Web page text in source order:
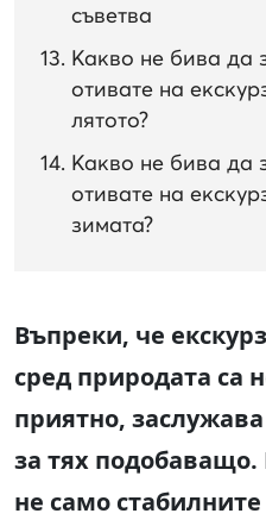
съветва
Какво не бива да
отивате на
лятото?
Какво не бива да
отивате на
зимата?
Въпреки, че
сред природата са
приятно,
за тях
не само